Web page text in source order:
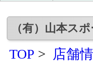
（有）山本ス
TOP > 店舗